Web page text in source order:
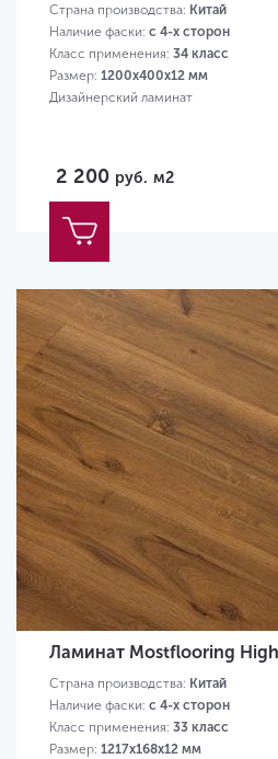
Страна производства: Китай
Наличие фаски: с 4-х сторон
Класс применения: 34 класс
Размер: 1200х400х12 мм
Дизайнерский ламинат
2 200 руб. м2
Ламинат Mostflooring High
Страна производства: Китай
Наличие фаски: с 4-х сторон
Класс применения: 33 класс
Размер: 1217х168х12 мм